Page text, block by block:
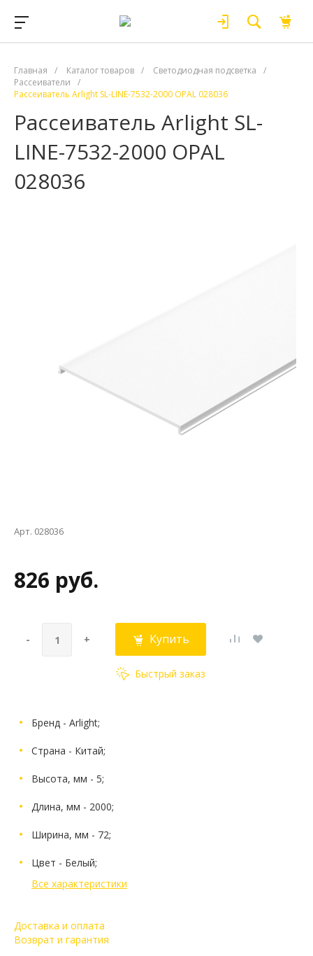
Главная / Каталог товаров / Светодиодная подсветка
/
Рассеиватели
/
Рассеиватель Arlight SL-LINE-7532-2000 OPAL 028036
Рассеиватель Arlight SL-
LINE-7532-2000 OPAL
028036
Арт. 028036
826 руб.
- + Купить
Быстрый заказ
Бренд - Arlight;
Страна - Китай;
Высота, мм - 5;
Длина, мм - 2000;
Ширина, мм - 72;
Цвет - Белый;
Все характеристики
Доставка и оплата
Возврат и гарантия